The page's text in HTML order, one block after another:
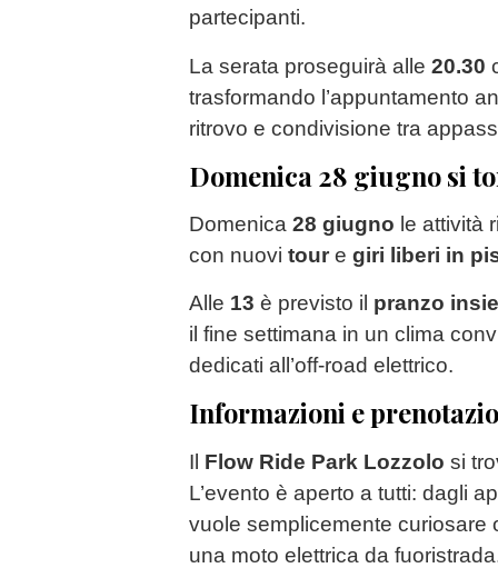
partecipanti.
La serata proseguirà alle 20.30
trasformando l’appuntamento
ritrovo e condivisione tra
Domenica 28 giugno si
Domenica 28 giugno le attività
con nuovi tour e giri liberi in
Alle 13 è previsto il pranzo
il fine settimana in un clima
dedicati all’off-road elettrico.
Informazioni e
Il Flow Ride Park Lozzolo si
L’evento è aperto a tutti: dagli
vuole semplicemente curiosare
una moto elettrica da